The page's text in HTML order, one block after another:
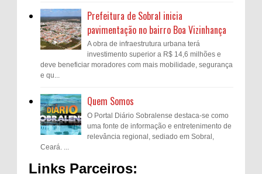
Prefeitura de Sobral inicia
pavimentação no bairro Boa Vizinhança
A obra de infraestrutura urbana terá
investimento superior a R$ 14,6 milhões e
deve beneficiar moradores com mais mobilidade, segurança
e qu...
Quem Somos
O Portal Diário Sobralense destaca-se como
uma fonte de informação e entretenimento de
relevância regional, sediado em Sobral,
Ceará. ...
Links Parceiros: